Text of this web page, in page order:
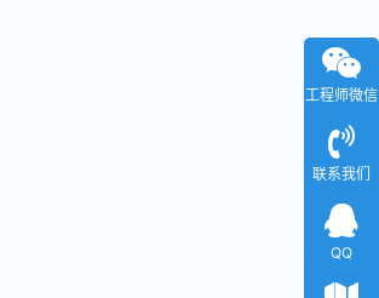
工程师微信
联系我们
QQ